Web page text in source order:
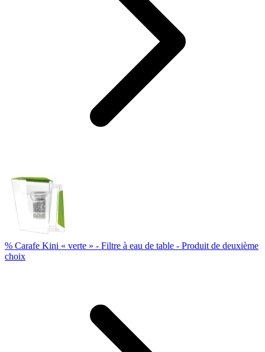
% Carafe Kini « verte » - Filtre à eau de table - Produit de deuxième
choix